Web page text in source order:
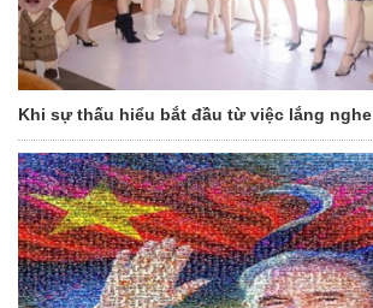
Khi sự thấu hiểu bắt đầu từ việc lắng nghe